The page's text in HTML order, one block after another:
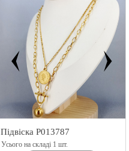
Підвіска P013787
Усього на складі 1 шт.